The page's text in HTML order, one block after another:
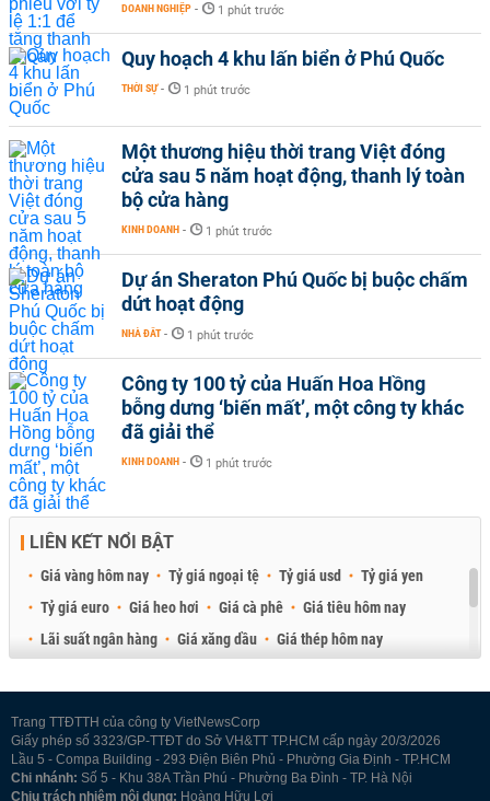
DOANH NGHIỆP - 1 phút trước
Quy hoạch 4 khu lấn biển ở Phú Quốc
THỜI SỰ - 1 phút trước
Một thương hiệu thời trang Việt đóng
cửa sau 5 năm hoạt động, thanh lý toàn
bộ cửa hàng
KINH DOANH - 1 phút trước
Dự án Sheraton Phú Quốc bị buộc chấm
dứt hoạt động
NHÀ ĐẤT - 1 phút trước
Công ty 100 tỷ của Huấn Hoa Hồng
bỗng dưng ‘biến mất’, một công ty khác
đã giải thể
KINH DOANH - 1 phút trước
LIÊN KẾT NỔI BẬT
Giá vàng hôm nay Tỷ giá ngoại tệ Tỷ giá usd
Tỷ giá yen
Tỷ giá euro
Giá heo hơi Giá cà phê
Giá tiêu hôm nay
Lãi suất ngân hàng
Giá xăng dầu
Giá thép hôm nay
Trang TTĐTTH của công ty VietNewsCorp
Giấy phép số 3323/GP-TTĐT do Sở VH&TT TP.HCM cấp ngày 20/3/2026
Lầu 5 - Compa Building - 293 Điện Biên Phủ - Phường Gia Định - TP.HCM
Chi nhánh: Số 5 - Khu 38A Trần Phú - Phường Ba Đình - TP. Hà Nội
Chịu trách nhiệm nội dung: Hoàng Hữu Lợi